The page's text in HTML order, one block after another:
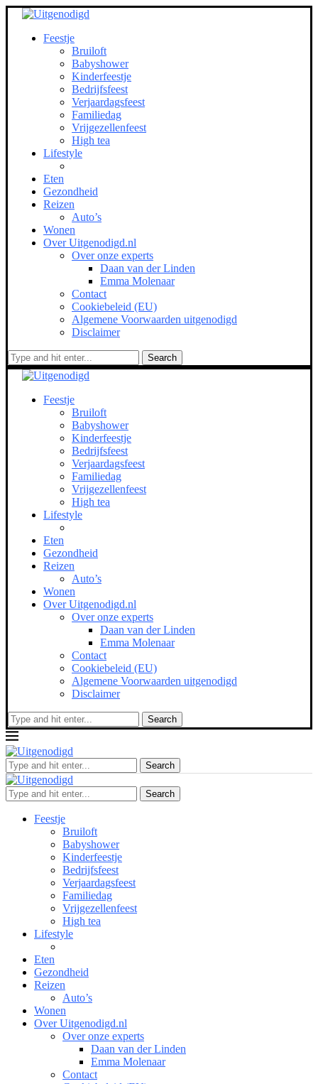
Feestje
Bruiloft
Babyshower
Kinderfeestje
Bedrijfsfeest
Verjaardagsfeest
Familiedag
Vrijgezellenfeest
High tea
Lifestyle
Eten
Gezondheid
Reizen
Auto’s
Wonen
Over Uitgenodigd.nl
Over onze experts
Daan van der Linden
Emma Molenaar
Contact
Cookiebeleid (EU)
Algemene Voorwaarden uitgenodigd
Disclaimer
Search
Feestje
Bruiloft
Babyshower
Kinderfeestje
Bedrijfsfeest
Verjaardagsfeest
Familiedag
Vrijgezellenfeest
High tea
Lifestyle
Eten
Gezondheid
Reizen
Auto’s
Wonen
Over Uitgenodigd.nl
Over onze experts
Daan van der Linden
Emma Molenaar
Contact
Cookiebeleid (EU)
Algemene Voorwaarden uitgenodigd
Disclaimer
Search
Search
Search
Feestje
Bruiloft
Babyshower
Kinderfeestje
Bedrijfsfeest
Verjaardagsfeest
Familiedag
Vrijgezellenfeest
High tea
Lifestyle
Eten
Gezondheid
Reizen
Auto’s
Wonen
Over Uitgenodigd.nl
Over onze experts
Daan van der Linden
Emma Molenaar
Contact